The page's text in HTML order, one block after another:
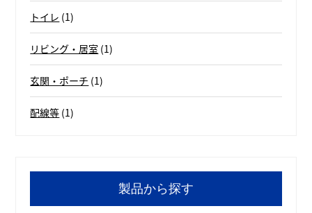
トイレ (1)
リビング・居室 (1)
玄関・ポーチ (1)
配線等 (1)
製品から探す